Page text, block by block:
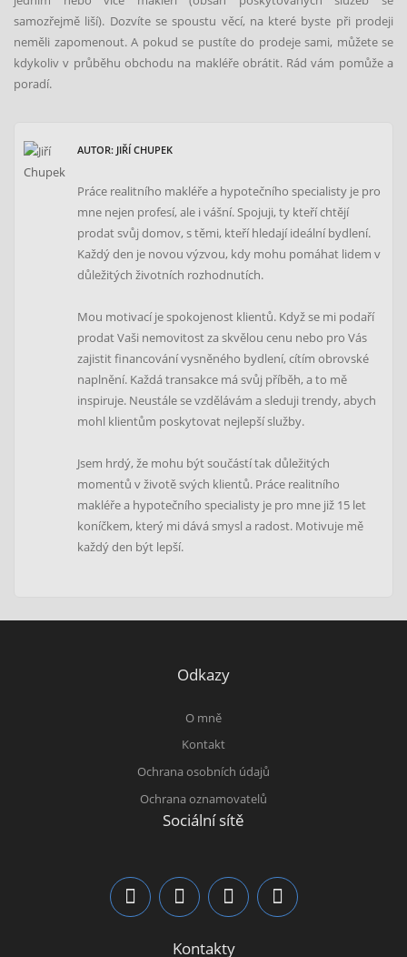
samozřejmě liší). Dozvíte se spoustu věcí, na které byste při prodeji
neměli zapomenout. A pokud se pustíte do prodeje sami, můžete se
kdykoliv v průběhu obchodu na makléře obrátit. Rád vám pomůže a
poradí.
AUTOR: JIŘÍ CHUPEK
Práce realitního makléře a hypotečního specialisty je pro
mne nejen profesí, ale i vášní. Spojuji, ty kteří chtějí
prodat svůj domov, s těmi, kteří hledají ideální bydlení.
Každý den je novou výzvou, kdy mohu pomáhat lidem v
důležitých životních rozhodnutích.
Mou motivací je spokojenost klientů. Když se mi podaří
prodat Vaši nemovitost za skvělou cenu nebo pro Vás
zajistit financování vysněného bydlení, cítím obrovské
naplnění. Každá transakce má svůj příběh, a to mě
inspiruje. Neustále se vzdělávám a sleduji trendy, abych
mohl klientům poskytovat nejlepší služby.
Jsem hrdý, že mohu být součástí tak důležitých
momentů v životě svých klientů. Práce realitního
makléře a hypotečního specialisty je pro mne již 15 let
koníčkem, který mi dává smysl a radost. Motivuje mě
každý den být lepší.
Odkazy
O mně
Kontakt
Ochrana osobních údajů
Ochrana oznamovatelů
Sociální sítě
Kontakty